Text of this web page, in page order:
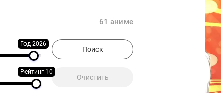
61 аниме
Год 2026
Рейтинг 10